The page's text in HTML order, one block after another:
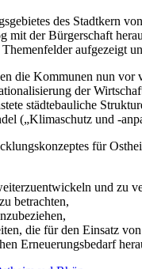
des Stadtkern
der Bürgerschaft
aufgezeigt
die Kommunen nun
der
städtebauliche
(„Klimaschutz und -
für
und zu
betrachten,
die für den Einsatz
Erneuerungsbedarf